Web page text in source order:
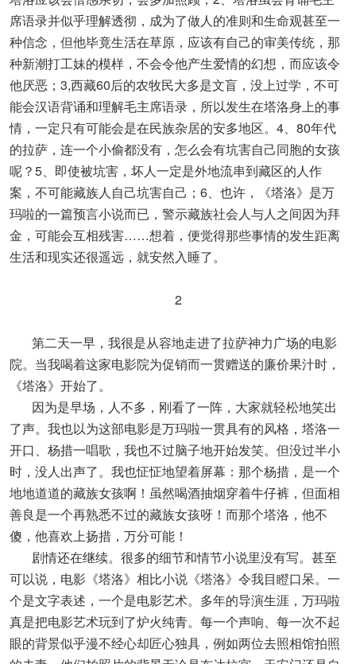
席语录并似乎理解透彻，成为了做人的准则和生命观甚至一
种信念，但他毕竟生活在草原，应该有自己的审美传统，那
种新潮打工妹的模样，不会令他产生爱情的幻想，而应该令
他厌恶；3,西藏60后的农牧民大多是文盲，没上过学，不可
能会汉语背诵和理解毛主席语录，所以发生在塔洛身上的事
情，一定只有可能会是在民族杂居的安多地区。4、80年代
的拉萨，连一个小偷都没有，怎么会有坑害自己同胞的女孩
呢？5、即使被坑害，坏人一定是外地流串到藏区的人作
案，不可能藏族人自己坑害自己；6、也许，《塔洛》是万
玛啦的一篇预言小说而已，警示藏族社会人与人之间因为拜
金，可能会互相残害……想着，便觉得那些事情的发生距离
生活和现实还很遥远，就安然入睡了。
2
第二天一早，我很是从容地走进了拉萨神力广场的电影
院。当我喝着这家电影院为促销而一贯赠送的廉价果汁时，
《塔洛》开始了。
因为是早场，人不多，刚看了一阵，大家就轻松地笑出
了声。我也以为这部电影是万玛啦一贯具有的风格，塔洛一
开口、杨措一唱歌，我也不过脑子地开始发笑。但没过半小
时，没人出声了。我也怔怔地望着屏幕：那个杨措，是一个
地地道道的藏族女孩啊！虽然喝酒抽烟穿着牛仔裤，但面相
善良是一个再熟悉不过的藏族女孩呀！而那个塔洛，他不
傻，他喜欢上扬措，万分可能！
剧情还在继续。很多的细节和情节小说里没有写。甚至
可以说，电影《塔洛》相比小说《塔洛》令我目瞪口呆。一
个是文字表述，一个是电影艺术。多年的导演生涯，万玛啦
真是把电影艺术玩到了炉火纯青。每一个声响、每一次不起
眼的背景似乎漫不经心却匠心独具，例如两位去照相馆拍照